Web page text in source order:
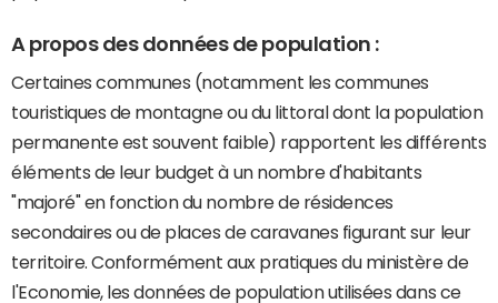
A propos des données de population :
Certaines communes (notamment les communes
touristiques de montagne ou du littoral dont la population
permanente est souvent faible) rapportent les différents
éléments de leur budget à un nombre d'habitants
"majoré" en fonction du nombre de résidences
secondaires ou de places de caravanes figurant sur leur
territoire. Conformément aux pratiques du ministère de
l'Economie, les données de population utilisées dans ce